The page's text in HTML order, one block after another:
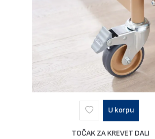
U korpu
TOČAK ZA KREVET DALI